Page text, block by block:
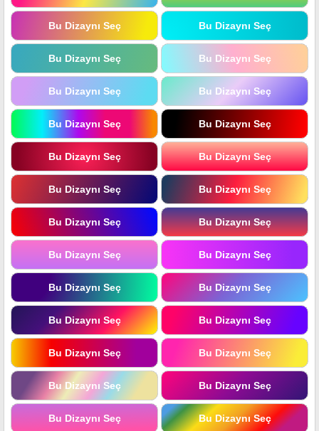
Bu Dizaynı Seç Bu Dizaynı Seç
Bu Dizaynı Seç Bu Dizaynı Seç
Bu Dizaynı Seç Bu Dizaynı Seç
Bu Dizaynı Seç Bu Dizaynı Seç
Bu Dizaynı Seç Bu Dizaynı Seç
Bu Dizaynı Seç Bu Dizaynı Seç
Bu Dizaynı Seç Bu Dizaynı Seç
Bu Dizaynı Seç Bu Dizaynı Seç
Bu Dizaynı Seç Bu Dizaynı Seç
Bu Dizaynı Seç Bu Dizaynı Seç
Bu Dizaynı Seç Bu Dizaynı Seç
Bu Dizaynı Seç Bu Dizaynı Seç
Bu Dizaynı Seç Bu Dizaynı Seç